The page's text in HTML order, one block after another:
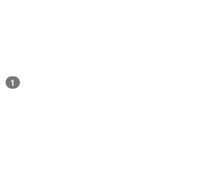
1